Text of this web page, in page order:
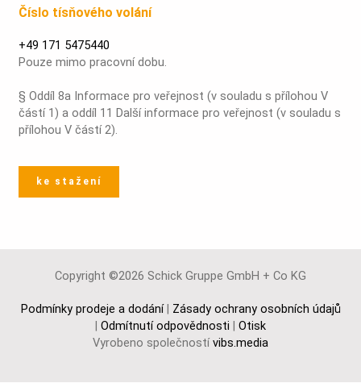
Číslo tísňového volání
+49 171 5475440
Pouze mimo pracovní dobu.
§ Oddíl 8a Informace pro veřejnost (v souladu s přílohou V
částí 1) a oddíl 11 Další informace pro veřejnost (v souladu s
přílohou V částí 2).
ke stažení
Copyright ©2026 Schick Gruppe GmbH + Co KG
Podmínky prodeje a dodání| Zásady ochrany osobních údajů
| Odmítnutí odpovědnosti | Otisk
Vyrobeno společnostívibs.media